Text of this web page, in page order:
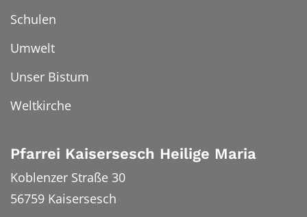
Schulen
Umwelt
Unser Bistum
Weltkirche
Pfarrei Kaisersesch Heilige Maria
Koblenzer Straße 30
56759 Kaisersesch